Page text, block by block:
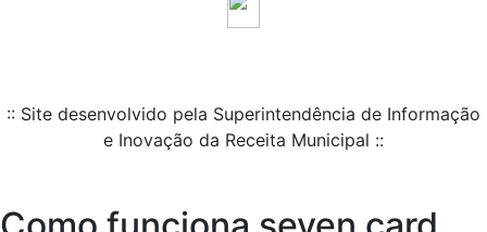
:: Site desenvolvido pela Superintendência de Informação
e Inovação da Receita Municipal ::